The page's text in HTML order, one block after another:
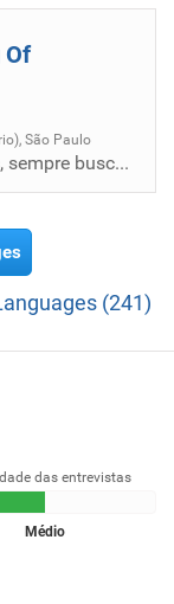
crescimento
sonhos e
Of
São Paulo
òtima empresa, ótimos empregadores, sempre buscando maneiras de impulsionar melhores resultados
(241)
das entrevistas
Médio